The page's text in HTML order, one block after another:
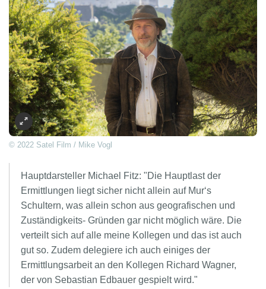
© 2022 Satel Film / Mike Vogl
Hauptdarsteller Michael Fitz: "Die Hauptlast der
Ermittlungen liegt sicher nicht allein auf Mur‘s
Schultern, was allein schon aus geografischen und
Zuständigkeits- Gründen gar nicht möglich wäre. Die
verteilt sich auf alle meine Kollegen und das ist auch
gut so. Zudem delegiere ich auch einiges der
Ermittlungsarbeit an den Kollegen Richard Wagner,
der von Sebastian Edbauer gespielt wird."